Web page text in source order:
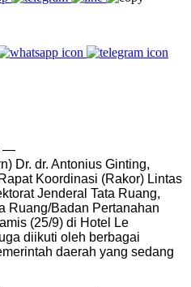
—
Dr. dr. Antonius Ginting,
Koordinasi (Rakor) Lintas
Jenderal Tata Ruang,
Ruang/Badan Pertanahan
(25/9) di Hotel Le
diikuti oleh berbagai
daerah yang sedang